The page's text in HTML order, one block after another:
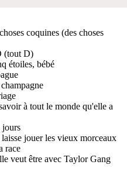
coquines (des choses
(tout D)
étoiles, bébé
à tout le monde qu'elle a
jours
jouer les vieux morceaux
race
veut être avec Taylor Gang